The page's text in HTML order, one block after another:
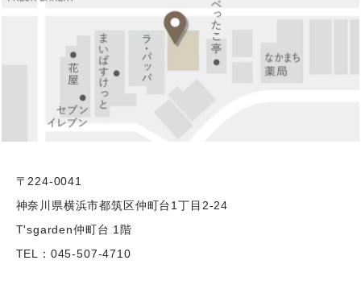
〒224-0041
神奈川県横浜市都筑区仲町台1丁目2-24
T'sgarden仲町台 1階
TEL： 045-507-4710